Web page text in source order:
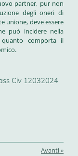
partner, pur non
degli oneri di
unione, deve essere
può incidere nella
comporta il
Civ 12032024
Avanti»